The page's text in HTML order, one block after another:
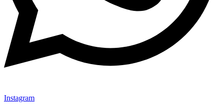
Instagram